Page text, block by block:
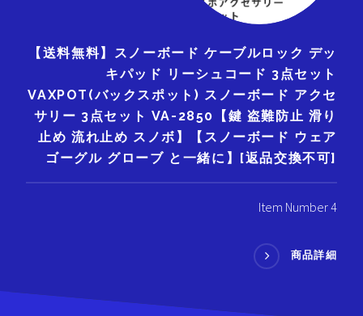
【送料無料】スノーボード ケーブルロック デッ
キパッド リーシュコード 3点セット
VAXPOT(バックスポット) スノーボード アクセ
サリー 3点セット VA-2850【鍵 盗難防止 滑り
止め 流れ止め スノボ】【スノーボード ウェア
ゴーグル グローブ と一緒に】[返品交換不可]
Item Number 4
商品詳細